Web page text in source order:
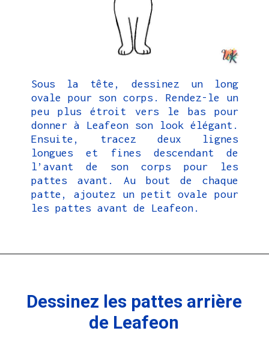
Sous la tête, dessinez un long
ovale pour son corps. Rendez-le un
peu plus étroit vers le bas pour
donner à Leafeon son look élégant.
Ensuite, tracez deux lignes
longues et fines descendant de
l’avant de son corps pour les
pattes avant. Au bout de chaque
patte, ajoutez un petit ovale pour
les pattes avant de Leafeon.
Dessinez les pattes arrière
de Leafeon